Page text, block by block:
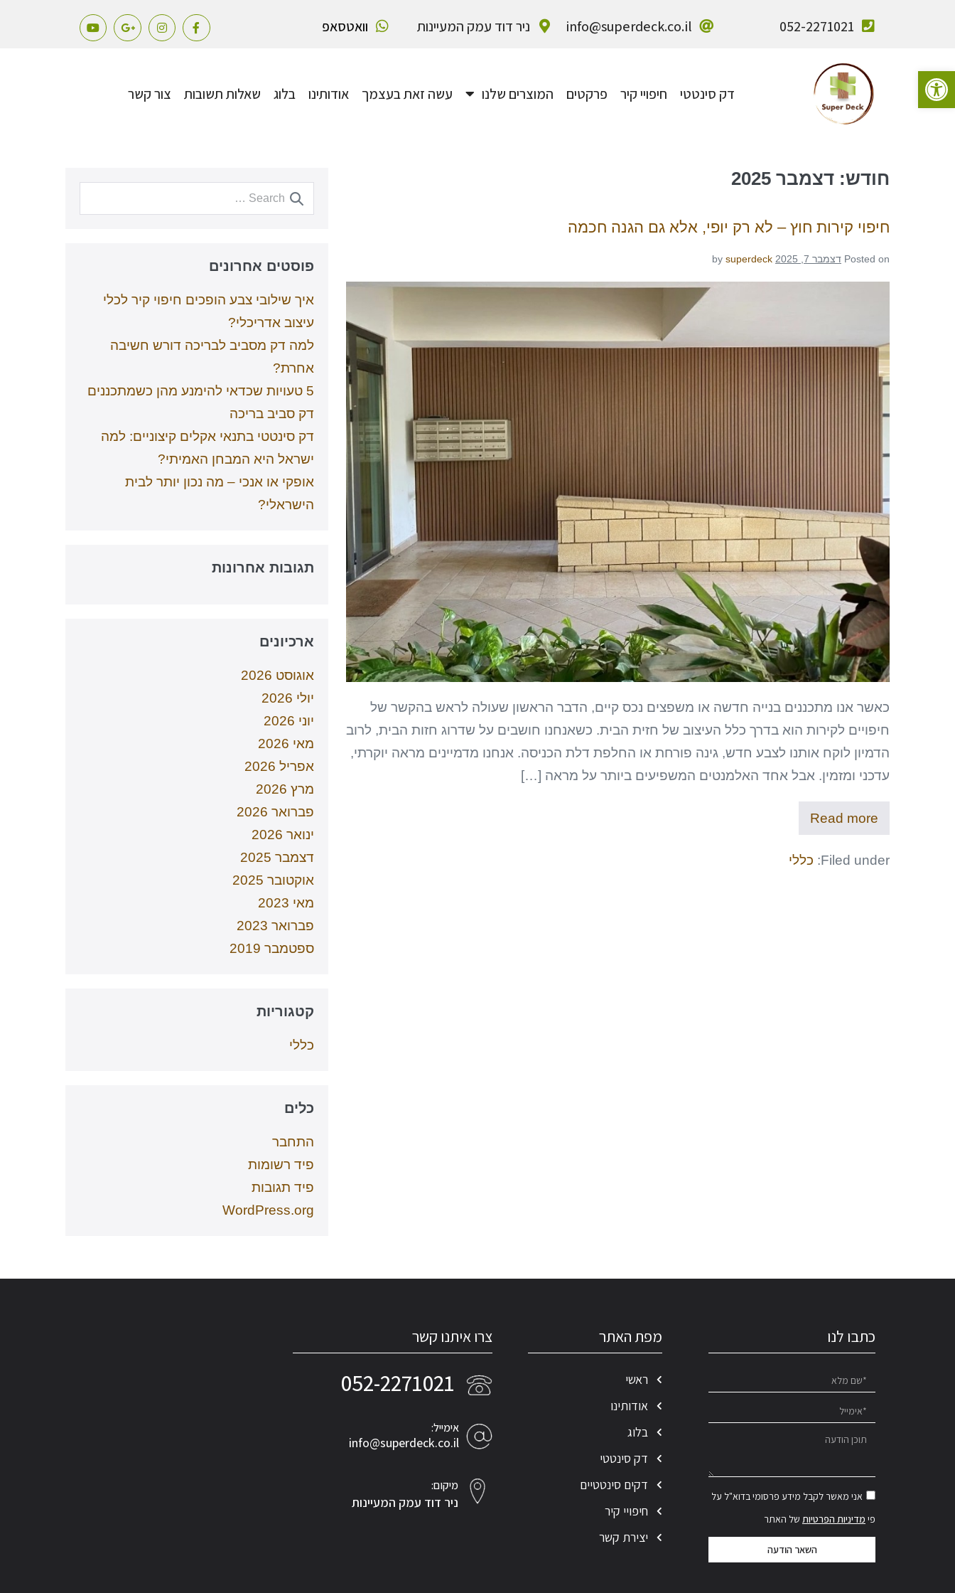
פתח סרגל נגישות
052-2271021
info@superdeck.co.il ניר דוד עמק המעיינות וואטסאפ
דק סינטטי חיפויי קיר פרקטים המוצרים שלנו עשה זאת בעצמך אודותינו בלוג שאלות תשובות צור קשר
חודש: דצמבר 2025
חיפוי קירות חוץ – לא רק יופי, אלא גם הגנה חכמה
Posted on דצמבר 7, 2025 by superdeck
כאשר אנו מתכננים בנייה חדשה או משפצים נכס קיים, הדבר הראשון שעולה לראש בהקשר של
חיפויים לקירות הוא בדרך כלל העיצוב של חזית הבית. כשאנחנו חושבים על שדרוג חזות הבית, לרוב
הדמיון לוקח אותנו לצבע חדש, גינה פורחת או החלפת דלת הכניסה. אנחנו מדמיינים מראה יוקרתי,
עדכני ומזמין. אבל אחד האלמנטים המשפיעים ביותר על מראה […]
Read more
Filed under: כללי
פוסטים אחרונים
איך שילובי צבע הופכים חיפוי קיר לכלי
עיצוב אדריכלי?
למה דק מסביב לבריכה דורש חשיבה
אחרת?
5 טעויות שכדאי להימנע מהן כשמתכננים
דק סביב בריכה
דק סינטטי בתנאי אקלים קיצוניים: למה
ישראל היא המבחן האמיתי?
אופקי או אנכי – מה נכון יותר לבית
הישראלי?
תגובות אחרונות
ארכיונים
אוגוסט 2026
יולי 2026
יוני 2026
מאי 2026
אפריל 2026
מרץ 2026
פברואר 2026
ינואר 2026
דצמבר 2025
אוקטובר 2025
מאי 2023
פברואר 2023
ספטמבר 2019
קטגוריות
כללי
כלים
התחבר
פיד רשומות
פיד תגובות
WordPress.org
כתבו לנו
אני מאשר לקבל מידע פרסומי בדוא"ל על
פי מדיניות הפרטיות של האתר
השאר הודעה
מפת האתר
ראשי
אודותינו
בלוג
דק סינטטי
דקים סינטטיים
חיפויי קיר
יצירת קשר
צרו איתנו קשר
052-2271021
אימייל:
info@superdeck.co.il
מיקום:
ניר דוד עמק המעיינות